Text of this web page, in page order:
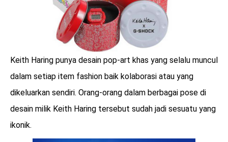
Keith Haring punya desain pop-art khas yang selalu muncul
dalam setiap item fashion baik kolaborasi atau yang
dikeluarkan sendiri. Orang-orang dalam berbagai pose di
desain milik Keith Haring tersebut sudah jadi sesuatu yang
ikonik.